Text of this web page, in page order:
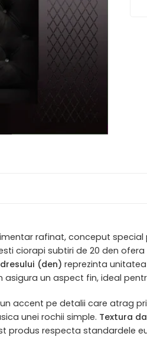
rafinat, conceput
ciorapi subtiri de 20 den
(den) reprezinta
un aspect fin, ideal
accent pe detalii care atrag
unei rochii simple. Textura
produs respecta standardele